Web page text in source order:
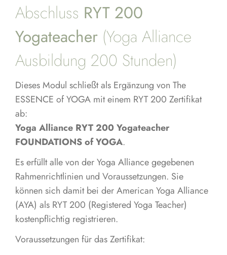
Abschluss RYT 200
Yogateacher (Yoga Alliance
Ausbildung 200 Stunden)
Dieses Modul schließt als Ergänzung von The
ESSENCE of YOGA mit einem RYT 200 Zertifikat
ab:
Yoga Alliance RYT 200 Yogateacher
FOUNDATIONS of YOGA.
Es erfüllt alle von der Yoga Alliance gegebenen
Rahmenrichtlinien und Voraussetzungen. Sie
können sich damit bei der American Yoga Alliance
(AYA) als RYT 200 (Registered Yoga Teacher)
kostenpflichtig registrieren.
Voraussetzungen für das Zertifikat: